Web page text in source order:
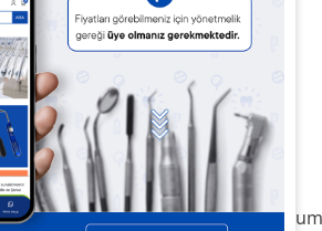
/ Ödeme Seçenekleri Ürün